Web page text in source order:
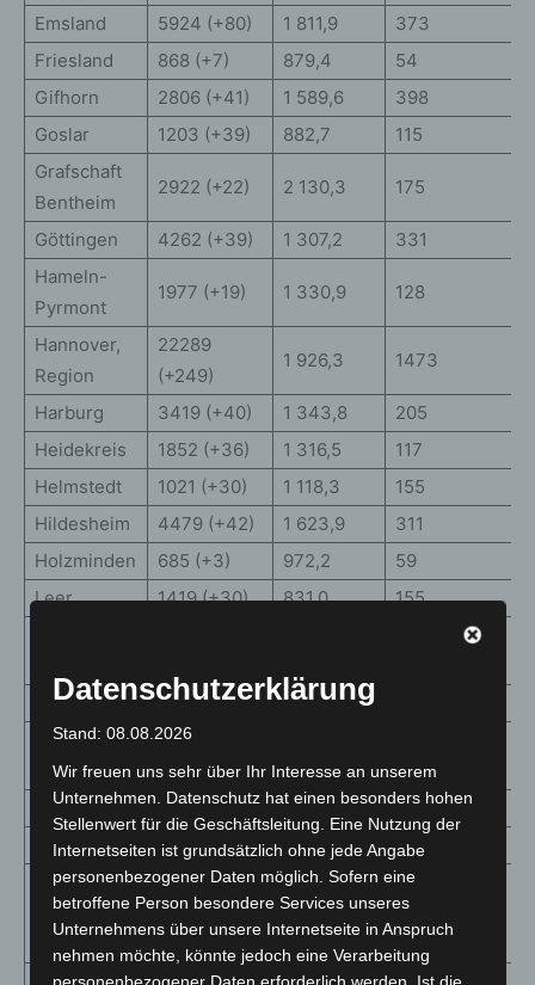
Emsland 5924 (+80) 1 811,9
373
Friesland
868 (+7) 879,4
54
Gifhorn
2806 (+41) 1 589,6
398
Goslar
1203 (+39) 882,7
115
Grafschaft
Bentheim
2922 (+22) 2 130,3 175
Göttingen 4262 (+39) 1 307,2
331
Hameln-
Pyrmont
1977 (+19) 1 330,9 128
Hannover,
Region
22289
(+249)
1 926,3 1473
Harburg 3419 (+40) 1 343,8
205
Heidekreis
1852 (+36) 1 316,5
117
Helmstedt
1021 (+30) 1 118,3
155
Hildesheim
4479 (+42) 1 623,9
311
Holzminden
685 (+3) 972,2
59
Leer
1419 (+30) 831,0
155
Lüneburg 1550 (+32) 841,8
Nienburg
(Weser)
Northeim 1153 (+33) 871,6
129
Oldenburg
2816 (+21) 2 151,4
181
Oldenburg
(Oldb),
Stadt
2097 (+38) 1 240,3 162
Datenschutzerklärung
Stand: 08.08.2026
Wir freuen uns sehr über Ihr Interesse an unserem
Unternehmen. Datenschutz hat einen besonders hohen
Stellenwert für die Geschäftsleitung. Eine Nutzung der
Internetseiten ist grundsätzlich ohne jede Angabe
personenbezogener Daten möglich. Sofern eine
betroffene Person besondere Services unseres
Unternehmens über unsere Internetseite in Anspruch
nehmen möchte, könnte jedoch eine Verarbeitung
personenbezogener Daten erforderlich werden. Ist die